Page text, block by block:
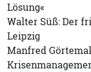
Lösung«
Walter Süß: Der
Leipzig
Manfred